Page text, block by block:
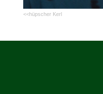
<<hüpscher Kerl